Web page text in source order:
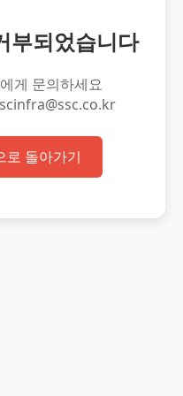
부되었습니다
게 문의하세요
로 돌아가기